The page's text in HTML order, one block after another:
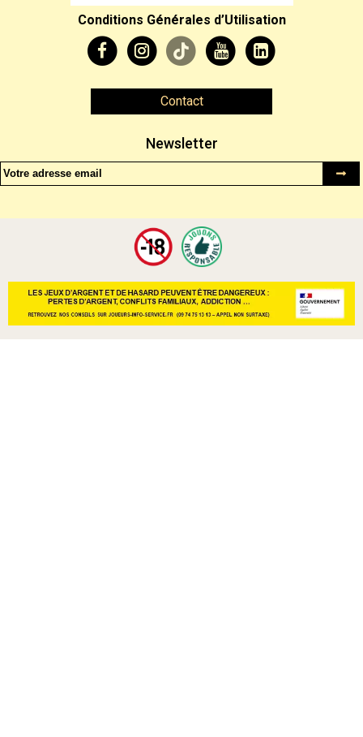
Conditions Générales d’Utilisation
Contact
Newsletter